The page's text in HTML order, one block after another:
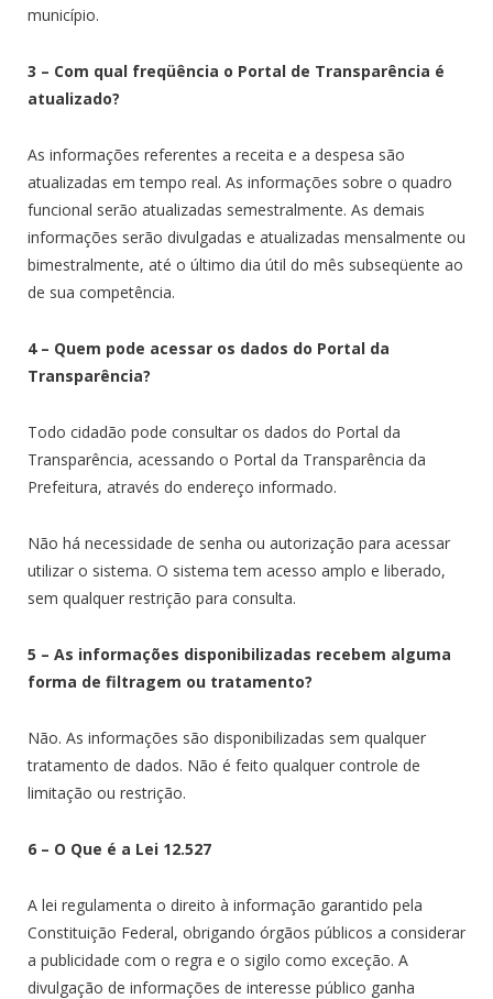
município.
3 – Com qual freqüência o Portal de Transparência é
atualizado?
As informações referentes a receita e a despesa são
atualizadas em tempo real. As informações sobre o quadro
funcional serão atualizadas semestralmente. As demais
informações serão divulgadas e atualizadas mensalmente ou
bimestralmente, até o último dia útil do mês subseqüente ao
de sua competência.
4 – Quem pode acessar os dados do Portal da
Transparência?
Todo cidadão pode consultar os dados do Portal da
Transparência, acessando o Portal da Transparência da
Prefeitura, através do endereço informado.
Não há necessidade de senha ou autorização para acessar
utilizar o sistema. O sistema tem acesso amplo e liberado,
sem qualquer restrição para consulta.
5 – As informações disponibilizadas recebem alguma
forma de filtragem ou tratamento?
Não. As informações são disponibilizadas sem qualquer
tratamento de dados. Não é feito qualquer controle de
limitação ou restrição.
6 – O Que é a Lei 12.527
A lei regulamenta o direito à informação garantido pela
Constituição Federal, obrigando órgãos públicos a considerar
a publicidade com o regra e o sigilo como exceção. A
divulgação de informações de interesse público ganha